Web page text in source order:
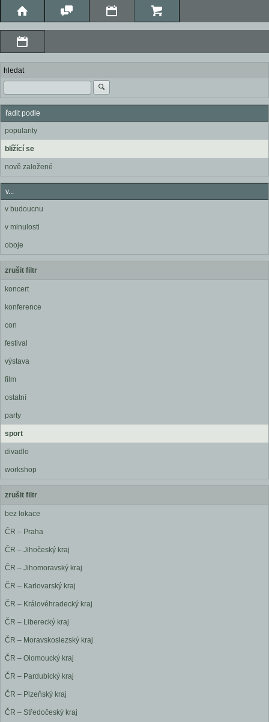
hledat
řadit podle
popularity
blížící se
nově založené
v...
v budoucnu
v minulosti
oboje
zrušit filtr
koncert
konference
con
festival
výstava
film
ostatní
party
sport
divadlo
workshop
zrušit filtr
bez lokace
ČR – Praha
ČR – Jihočeský kraj
ČR – Jihomoravský kraj
ČR – Karlovarský kraj
ČR – Královéhradecký kraj
ČR – Liberecký kraj
ČR – Moravskoslezský kraj
ČR – Olomoucký kraj
ČR – Pardubický kraj
ČR – Plzeňský kraj
ČR – Středočeský kraj